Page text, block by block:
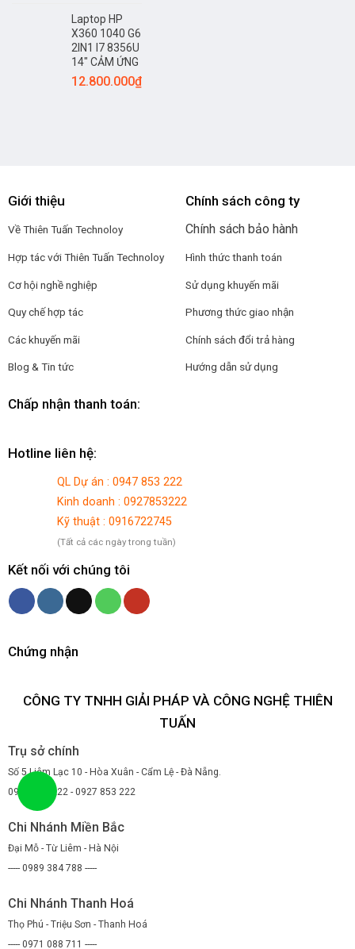
Laptop HP
X360 1040 G6
2IN1 I7 8356U
14" CẢM ỨNG
12.800.000₫
Giới thiệu
Về Thiên Tuấn Technoloy
Hợp tác với Thiên Tuấn Technoloy
Cơ hội nghề nghiệp
Quy chế hợp tác
Các khuyến mãi
Blog & Tin tức
Chính sách công ty
Chính sách bảo hành
Hình thức thanh toán
Sử dụng khuyến mãi
Phương thức giao nhận
Chính sách đổi trả hàng
Hướng dẫn sử dụng
Chấp nhận thanh toán:
Hotline liên hệ:
QL Dự án : 0947 853 222
Kinh doanh : 0927853222
Kỹ thuật : 0916722745
(Tất cả các ngày trong tuần)
Kết nối với chúng tôi
Chứng nhận
CÔNG TY TNHH GIẢI PHÁP VÀ CÔNG NGHỆ THIÊN
TUẤN
Trụ sở chính
Số 5 Liêm Lạc 10 - Hòa Xuân - Cẩm Lệ - Đà Nẵng.
0947 853 222 - 0927 853 222
Chi Nhánh Miền Bắc
Đại Mỗ - Từ Liêm - Hà Nội
----- 0989 384 788 -----
Chi Nhánh Thanh Hoá
Thọ Phú - Triệu Sơn - Thanh Hoá
----- 0971 088 711 -----